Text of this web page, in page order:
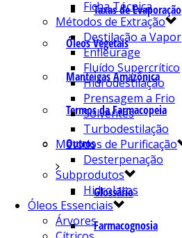
Taxas de Evaporação
Óleos Vegetais
Manteigas Amazônica
Termos da Farmacopeia
Outros
Glossário
Farmacognosia
Ficha Técnica
Métodos de Extração
Destilação a Vapor
Enfleurage
Fluído Supercrítico
Hidrodestilação
Prensagem a Frio
Solventes
Turbodestilação
Métodos de Purificação
Desterpenação
Subprodutos
Hidrolatos
Óleos Essenciais
Árvores